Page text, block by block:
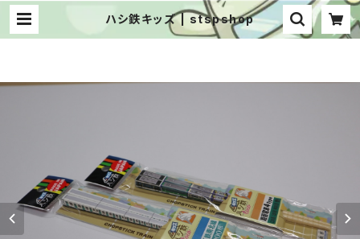
ハシ鉄キッズ | stspshop